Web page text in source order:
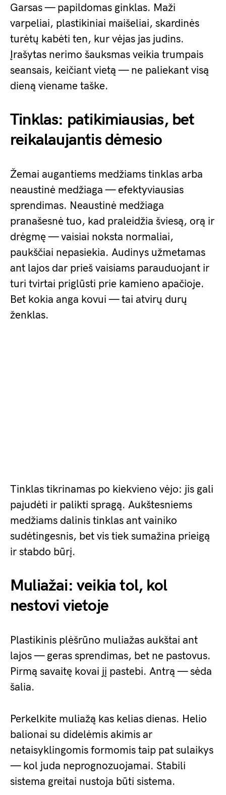
Garsas — papildomas ginklas. Maži
varpeliai, plastikiniai maišeliai, skardinės
turėtų kabėti ten, kur vėjas jas judins.
Įrašytas nerimo šauksmas veikia trumpais
seansais, keičiant vietą — ne paliekant visą
dieną viename taške.
Tinklas: patikimiausias, bet
reikalaujantis dėmesio
Žemai augantiems medžiams tinklas arba
neaustinė medžiaga — efektyviausias
sprendimas. Neaustinė medžiaga
pranašesnė tuo, kad praleidžia šviesą, orą ir
drėgmę — vaisiai noksta normaliai,
paukščiai nepasiekia. Audinys užmetamas
ant lajos dar prieš vaisiams parauduojant ir
turi tvirtai priglūsti prie kamieno apačioje.
Bet kokia anga kovui — tai atvirų durų
ženklas.
Tinklas tikrinamas po kiekvieno vėjo: jis gali
pajudėti ir palikti spragą. Aukštesniems
medžiams dalinis tinklas ant vainiko
sudėtingesnis, bet vis tiek sumažina prieigą
ir stabdo būrį.
Muliažai: veikia tol, kol
nestovi vietoje
Plastikinis plėšrūno muliažas aukštai ant
lajos — geras sprendimas, bet ne pastovus.
Pirmą savaitę kovai jį pastebi. Antrą — sėda
šalia.
Perkelkite muliažą kas kelias dienas. Helio
balionai su didelėmis akimis ar
netaisyklingomis formomis taip pat sulaikys
— kol juda neprognozuojamai. Stabili
sistema greitai nustoja būti sistema.